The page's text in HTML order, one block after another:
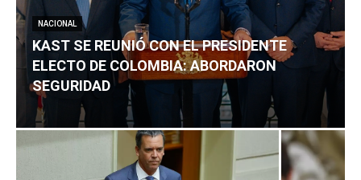
NACIONAL
KAST SE REUNIÓ CON EL PRESIDENTE
ELECTO DE COLOMBIA: ABORDARON
SEGURIDAD